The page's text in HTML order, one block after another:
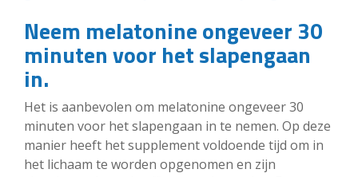
Neem melatonine ongeveer 30
minuten voor het slapengaan
in.
Het is aanbevolen om melatonine ongeveer 30
minuten voor het slapengaan in te nemen. Op deze
manier heeft het supplement voldoende tijd om in
het lichaam te worden opgenomen en zijn